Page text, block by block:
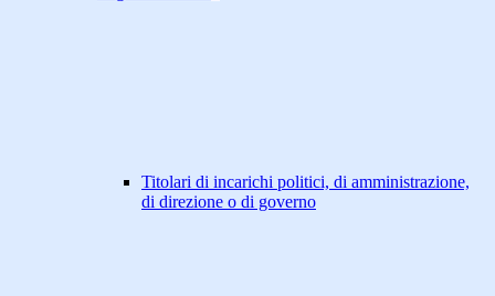
Titolari di incarichi politici, di amministrazione,
di direzione o di governo